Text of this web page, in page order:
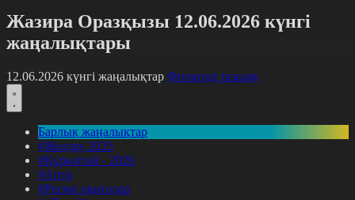
Жазира Оразқызы 12.06.2026 күнгі
жаңалықтары
12.06.2026 күнгі жаңалықтар Фильтрді тазалау
Барлық жаңалықтар
#Жолдау 2025
#Құрылтай - 2026
#Апта
#Ресми оқиғалар